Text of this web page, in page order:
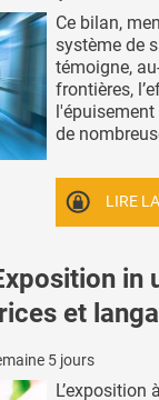
Ce bilan,
système de
témoigne,
frontières,
de
LIRE
in
et
5 jours
L’exposition